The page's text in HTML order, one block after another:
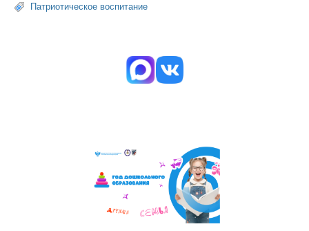
Патриотическое воспитание